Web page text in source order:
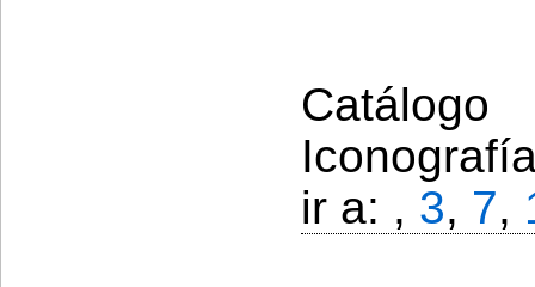
ir a: , 3, 7,